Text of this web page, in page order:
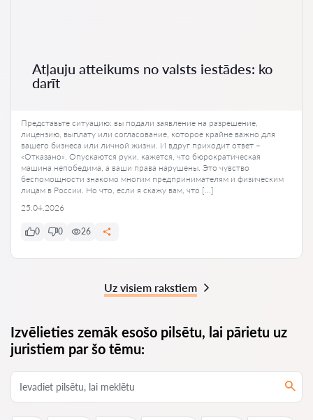
Atļauju atteikums no valsts iestādes: ko
darīt
Представьте ситуацию: вы подали заявление на разрешение,
лицензию, выплату или согласование, которое крайне важно для
вашего бизнеса или личной жизни. И вдруг приходит ответ –
«Отказано». Опускаются руки, кажется, что бюрократическая
машина непобедима, а ваши права нарушены. Это чувство
беспомощности знакомо многим предпринимателям и физическим
лицам в России. Но что, если я скажу вам, что […]
25.04.2026
0 0 26
Uz visiem rakstiem
Izvēlieties zemāk esošo pilsētu, lai pārietu uz
juristiem par šo tēmu: